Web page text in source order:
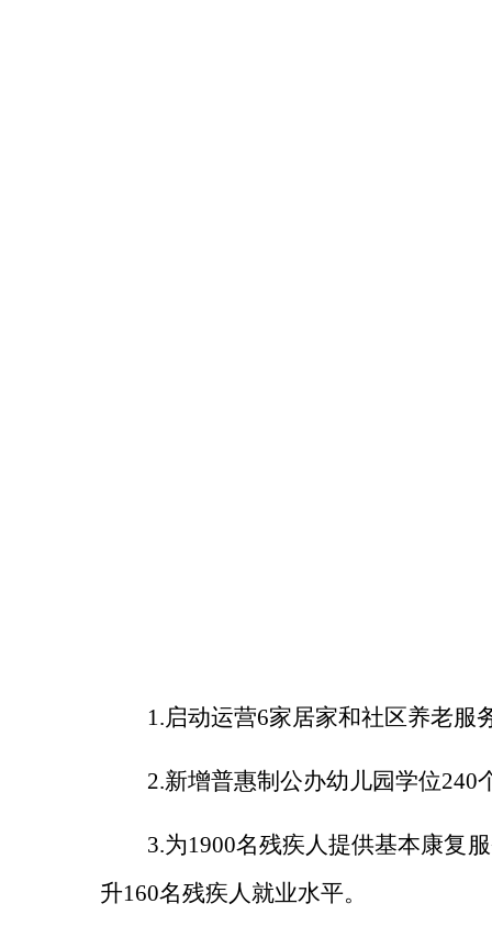
1.启动运营6家居家和社区养老服
2.新增普惠制公办幼儿园学位240
3.为1900名残疾人提供基本康复
升160名残疾人就业水平。